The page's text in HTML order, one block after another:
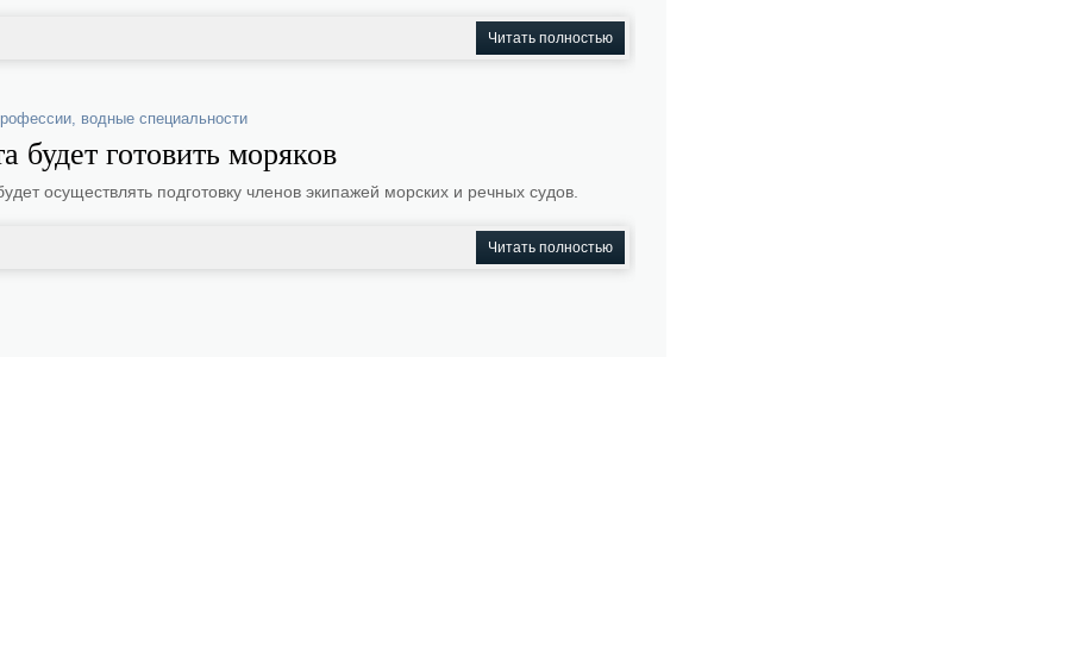
Читать полностью
, водные специальности
будет готовить моряков
осуществлять подготовку членов экипажей морских и речных судов.
Читать полностью